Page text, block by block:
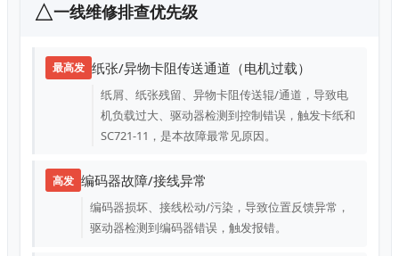
一线维修排查优先级
最高发 纸张/异物卡阻传送通道（电机过载）
纸屑、纸张残留、异物卡阻传送辊/通道，导致电
机负载过大、驱动器检测到控制错误，触发卡纸和
SC721-11，是本故障最常见原因。
高发 编码器故障/接线异常
编码器损坏、接线松动/污染，导致位置反馈异常，
驱动器检测到编码器错误，触发报错。